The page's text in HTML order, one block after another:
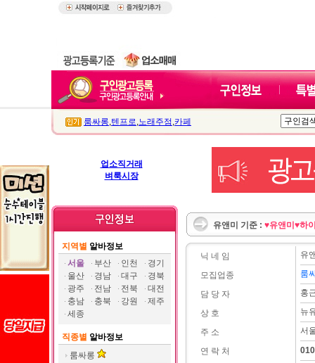
룸싸롱,텐프로,노래주점 ,카페
업소직거래
벼룩시장
지역별 알바정보
서울
부산 인천
경기
울산
경남 대구
경북
광주
전남 전북
대전
충남
충북 강원
제주
세종
직종별 알바정보
룸싸롱
유앤미 기준 : ♥유앤미♥하
닉 네 임
모집업종
담 당 자
상 호
주 소
연 락 처
유
룸
홍
뉴
서